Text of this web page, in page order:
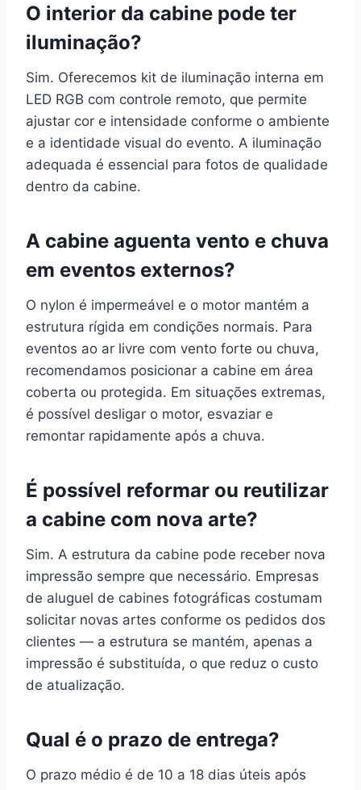
O interior da cabine pode ter
iluminação?
Sim. Oferecemos kit de iluminação interna em
LED RGB com controle remoto, que permite
ajustar cor e intensidade conforme o ambiente
e a identidade visual do evento. A iluminação
adequada é essencial para fotos de qualidade
dentro da cabine.
A cabine aguenta vento e chuva
em eventos externos?
O nylon é impermeável e o motor mantém a
estrutura rígida em condições normais. Para
eventos ao ar livre com vento forte ou chuva,
recomendamos posicionar a cabine em área
coberta ou protegida. Em situações extremas,
é possível desligar o motor, esvaziar e
remontar rapidamente após a chuva.
É possível reformar ou reutilizar
a cabine com nova arte?
Sim. A estrutura da cabine pode receber nova
impressão sempre que necessário. Empresas
de aluguel de cabines fotográficas costumam
solicitar novas artes conforme os pedidos dos
clientes — a estrutura se mantém, apenas a
impressão é substituída, o que reduz o custo
de atualização.
Qual é o prazo de entrega?
O prazo médio é de 10 a 18 dias úteis após